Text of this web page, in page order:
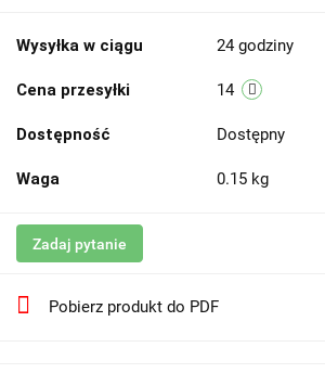
Wysyłka w ciągu 24 godziny
Cena przesyłki 14
Dostępność Dostępny
Waga 0.15 kg
Zadaj pytanie
Pobierz produkt do PDF